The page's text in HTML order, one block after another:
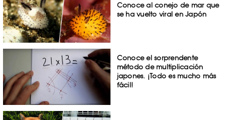
Conoce al conejo de mar que
se ha vuelto viral en Japón
Conoce el sorprendente
método de multiplicación
japones. ¡Todo es mucho más
fácil!